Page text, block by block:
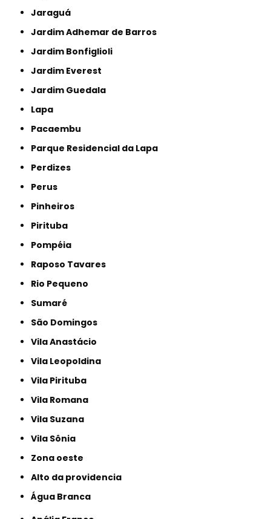
Jaraguá
Jardim Adhemar de Barros
Jardim Bonfiglioli
Jardim Everest
Jardim Guedala
Lapa
Pacaembu
Parque Residencial da Lapa
Perdizes
Perus
Pinheiros
Pirituba
Pompéia
Raposo Tavares
Rio Pequeno
Sumaré
São Domingos
Vila Anastácio
Vila Leopoldina
Vila Pirituba
Vila Romana
Vila Suzana
Vila Sônia
Zona oeste
alto da providencia
Água Branca